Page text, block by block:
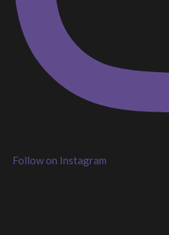
Follow on Instagram